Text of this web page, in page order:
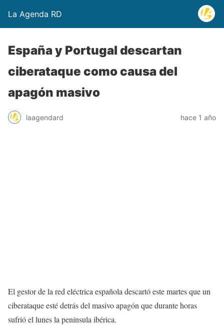
La Agenda RD
España y Portugal descartan
ciberataque como causa del
apagón masivo
laagendard hace 1 año
El gestor de la red eléctrica española descartó este martes que un
ciberataque esté detrás del masivo apagón que durante horas
sufrió el lunes la península ibérica.